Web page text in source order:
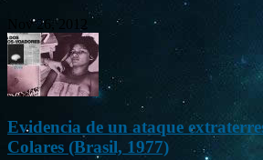
Nov 26, 2012
Evidencia de un ataque
Colares (Brasil, 1977)